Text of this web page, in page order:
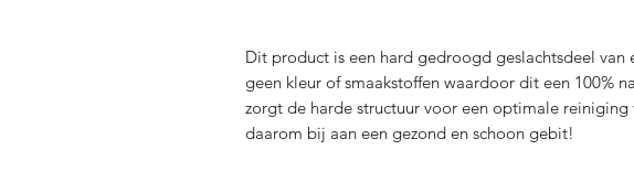
Dit product is een hard gedroogd geslachtsdeel van
geen kleur of smaakstoffen waardoor dit een 100%
zorgt de harde structuur voor een optimale
daarom bij aan een gezond en schoon gebit!